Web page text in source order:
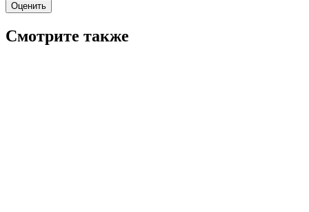
Оценить
Смотрите также